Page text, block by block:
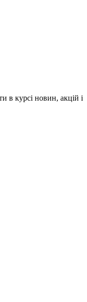
в курсі новин, акцій і